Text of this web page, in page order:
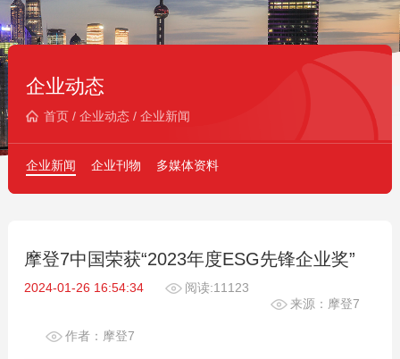
企业动态
首页/ 企业动态/ 企业新闻
企业新闻 企业刊物 多媒体资料
摩登7中国荣获“2023年度ESG先锋企业奖”
2024-01-26 16:54:34
阅读:11123
来源：摩登7
作者：摩登7